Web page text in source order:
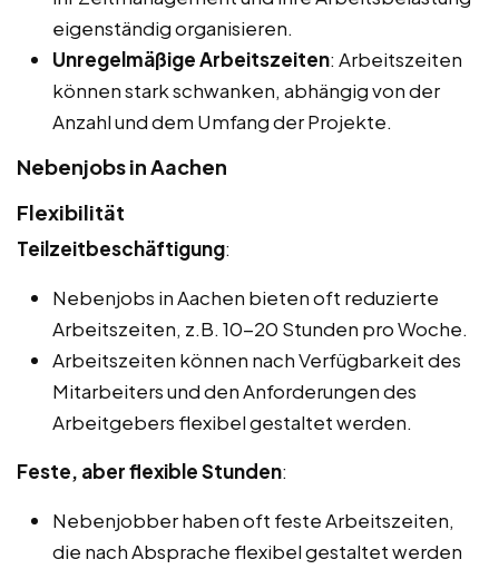
eigenständig organisieren.
Unregelmäßige Arbeitszeiten: Arbeitszeiten
können stark schwanken, abhängig von der
Anzahl und dem Umfang der Projekte.
Nebenjobs in Aachen
Flexibilität
Teilzeitbeschäftigung:
Nebenjobs in Aachen bieten oft reduzierte
Arbeitszeiten, z.B. 10-20 Stunden pro Woche.
Arbeitszeiten können nach Verfügbarkeit des
Mitarbeiters und den Anforderungen des
Arbeitgebers flexibel gestaltet werden.
Feste, aber flexible Stunden:
Nebenjobber haben oft feste Arbeitszeiten,
die nach Absprache flexibel gestaltet werden